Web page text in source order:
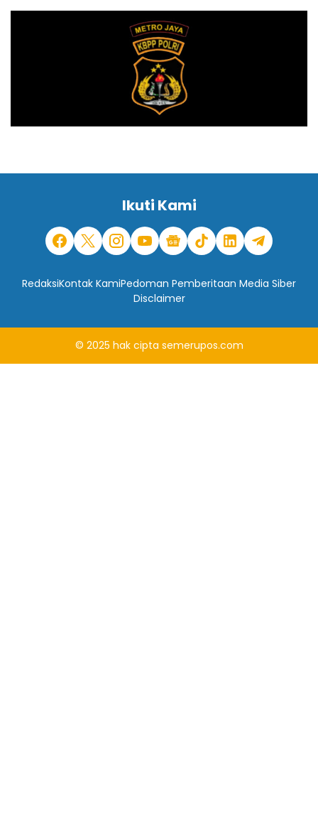
Ikuti Kami
RedaksiKontak KamiPedoman Pemberitaan Media Siber
Disclaimer
© 2025 hak cipta semerupos.com